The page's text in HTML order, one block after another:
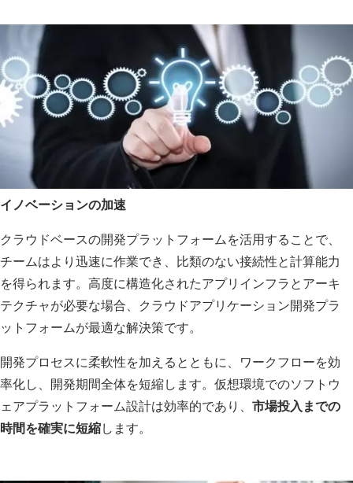
イノベーションの加速
クラウドベースの開発プラットフォームを活用することで、
チームはより迅速に作業でき、比類のない接続性と計算能力
を得られます。高度に構造化されたアプリインフラとアーキ
テクチャが必要な場合、クラウドアプリケーション開発プラ
ットフォームが最適な解決策です。
開発プロセスに柔軟性を加えるとともに、ワークフローを効
率化し、開発期間全体を短縮します。仮想環境でのソフトウ
ェアプラットフォーム設計は効率的であり、 市場投入までの
時間を確実に短縮します。